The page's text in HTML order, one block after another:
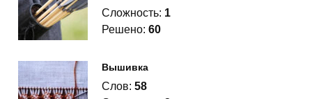
Сложность: 1
Решено: 60
Вышивка
Слов: 58